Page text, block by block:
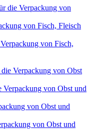
die Verpackung von
von Fisch, Fleisch
von Fisch,
Verpackung von Obst
von Obst und
von Obst und
von Obst und